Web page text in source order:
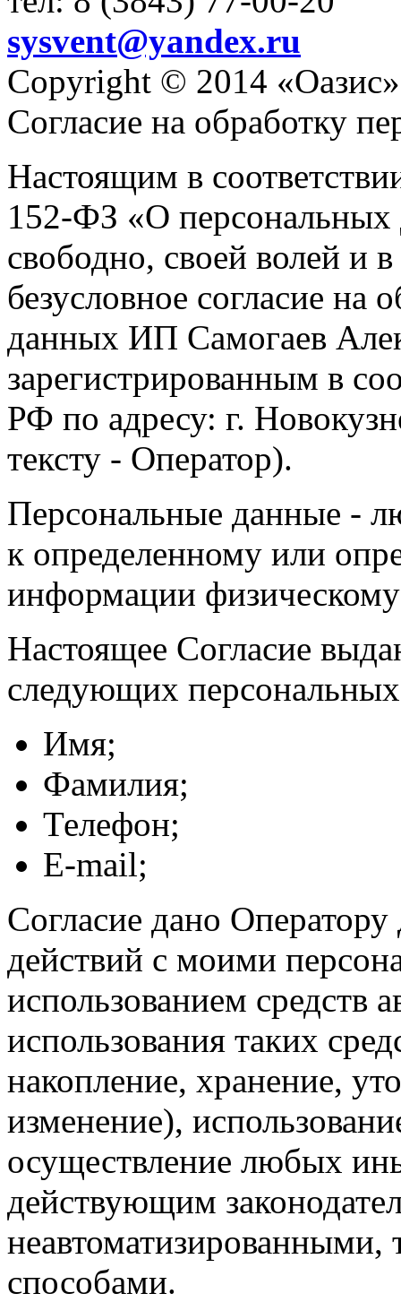
sysvent@yandex.ru
Copyright © 2014 «Оазис»
Согласие на обработку
Настоящим в
152-ФЗ «О персональных
свободно, своей волей и
безусловное согласие на
данных ИП Самогаев
зарегистрированным в
РФ по адресу: г.
тексту - Оператор).
Персональные данные -
к определенному или
информации
Настоящее Согласие
следующих
Имя;
Фамилия;
Телефон;
E-mail;
Согласие дано
действий с моими
использованием средств
использования таких
накопление, хранение,
изменение),
осуществление любых
действующим
неавтоматизированными,
способами.